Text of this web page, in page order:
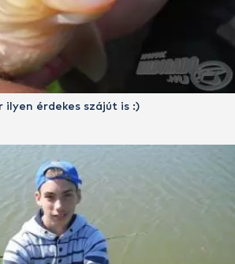
ilyen érdekes szájút is :)